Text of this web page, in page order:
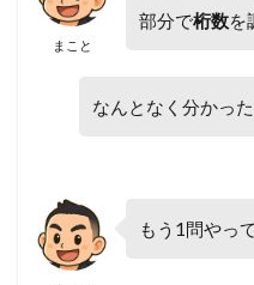
まこと
部分で桁数を
なんとなく分かっ
もう1問やっ